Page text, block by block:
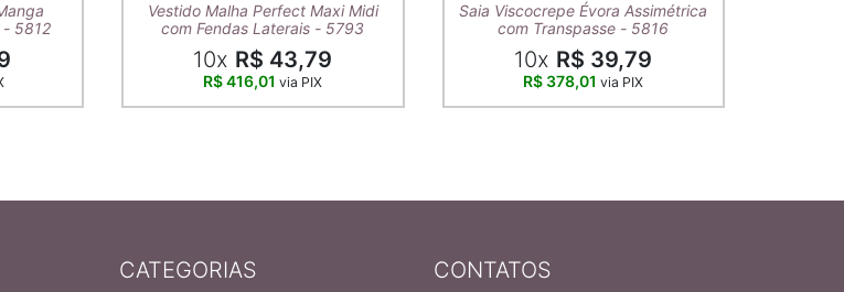
- 5812
Vestido Malha Perfect Maxi Midi
com Fendas Laterais - 5793
10x R$ 43,79
R$ 416,01via PIX
Saia Viscocrepe Évora Assimétrica
com Transpasse - 5816
10x R$ 39,79
R$ 378,01via PIX
CONTATOS
CATEGORIAS